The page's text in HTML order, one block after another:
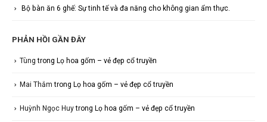
Bộ bàn ăn 6 ghế: Sự tinh tế và đa năng cho không gian ẩm thực.
PHẢN HỒI GẦN ĐÂY
Tùng trong Lọ hoa gốm – vẻ đẹp cổ truyền
Mai Thắm trong Lọ hoa gốm – vẻ đẹp cổ truyền
Huỳnh Ngọc Huytrong Lọ hoa gốm – vẻ đẹp cổ truyền